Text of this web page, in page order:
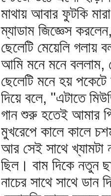
মাথায় আবার ফুটকি
ম্যাডাম জিজ্ঞেস
ছেলেটি মেয়েলি গলায়
আমি মনে মনে বললাম,
ছেলেটি মনে হয়
দিয়ে বলে, "এটাতে
গান শুরু হতেই আমার
মুখরেপে কালে কালে
আর সেই সাথে খ্যামটা
ছিল। বাম দিকে নতুন
নাচের সাথে সাথে